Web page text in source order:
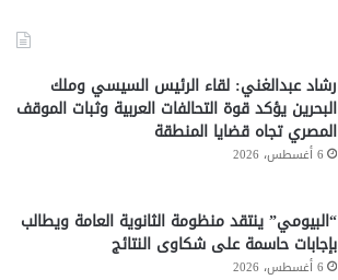
رشاد عبدالغني: لقاء الرئيس السيسي وملك
البحرين يؤكد قوة التحالفات العربية وثبات الموقف
المصري تجاه قضايا المنطقة
6 أغسطس، 2026
“البيومي” ينتقد منظومة الثانوية العامة ويطالب
بإجابات حاسمة على شكاوى النتائج
6 أغسطس، 2026